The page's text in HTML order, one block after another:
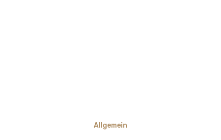
Allgemein